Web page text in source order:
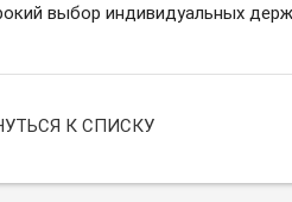
выбор индивидуальных
К СПИСКУ